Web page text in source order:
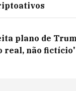
plano de
real, não fictício'